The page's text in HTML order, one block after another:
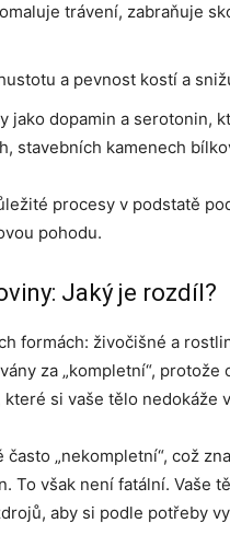
trávení, zabraňuje
a pevnost kostí a
jako dopamin a serotonin,
stavebních kamenech
procesy v podstatě
pohodu.
Jaký je rozdíl?
formách: živočišné a
za „kompletní“, protože
které si vaše tělo nedokáže
často „nekompletní“, což
To však není fatální. Vaše
aby si podle potřeby